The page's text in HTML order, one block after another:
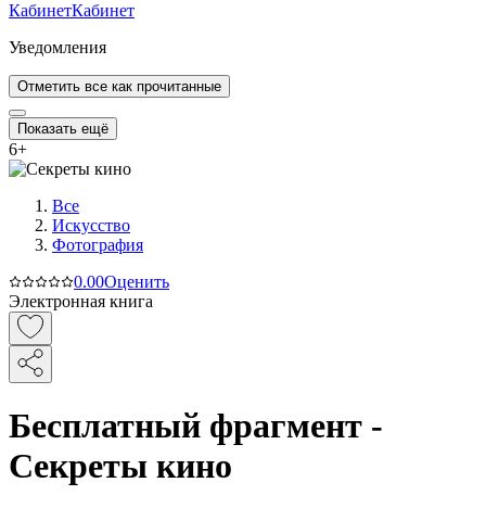
КабинетКабинет
Уведомления
Отметить все как прочитанные
Показать ещё
6+
Все
Искусство
Фотография
0.00Оценить
Электронная книга
Бесплатный фрагмент -
Секреты кино